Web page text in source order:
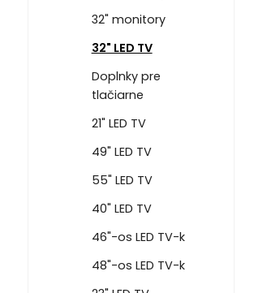
32" monitory
32" LED TV
Doplnky pre
tlačiarne
21" LED TV
49" LED TV
55" LED TV
40" LED TV
46"-os LED TV-k
48"-os LED TV-k